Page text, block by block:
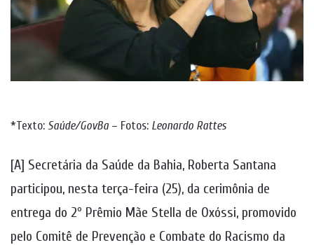
*Texto: Saúde/GovBa – Fotos: Leonardo Rattes
[A] Secretária da Saúde da Bahia, Roberta Santana
participou, nesta terça-feira (25), da cerimônia de
entrega do 2º Prêmio Mãe Stella de Oxóssi, promovido
pelo Comitê de Prevenção e Combate do Racismo da